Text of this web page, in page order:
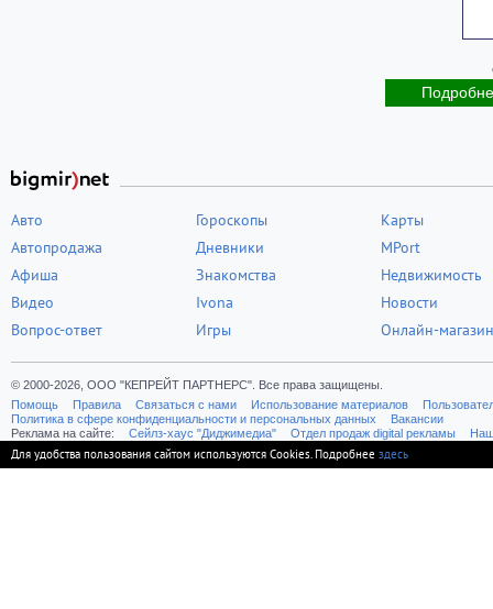
Авто
Автопродажа
Афиша
Видео
Вопрос-ответ
Гороскопы
Дневники
Знакомства
Ivona
Игры
Карты
MPort
Недвижимость
Новости
Онлайн-магазин
© 2000-2026, ООО "КЕПРЕЙТ ПАРТНЕРС". Все права защищены.
Помощь
Правила Связаться с нами Использование материалов
Политика в сфере конфиденциальности и персональных данных
Вакансии
Реклама на сайте:
Cейлз-хаус "Диджимедиа" Отдел продаж digital рекламы
Для удобства пользования сайтом используются Cookies. Подробнее здесь